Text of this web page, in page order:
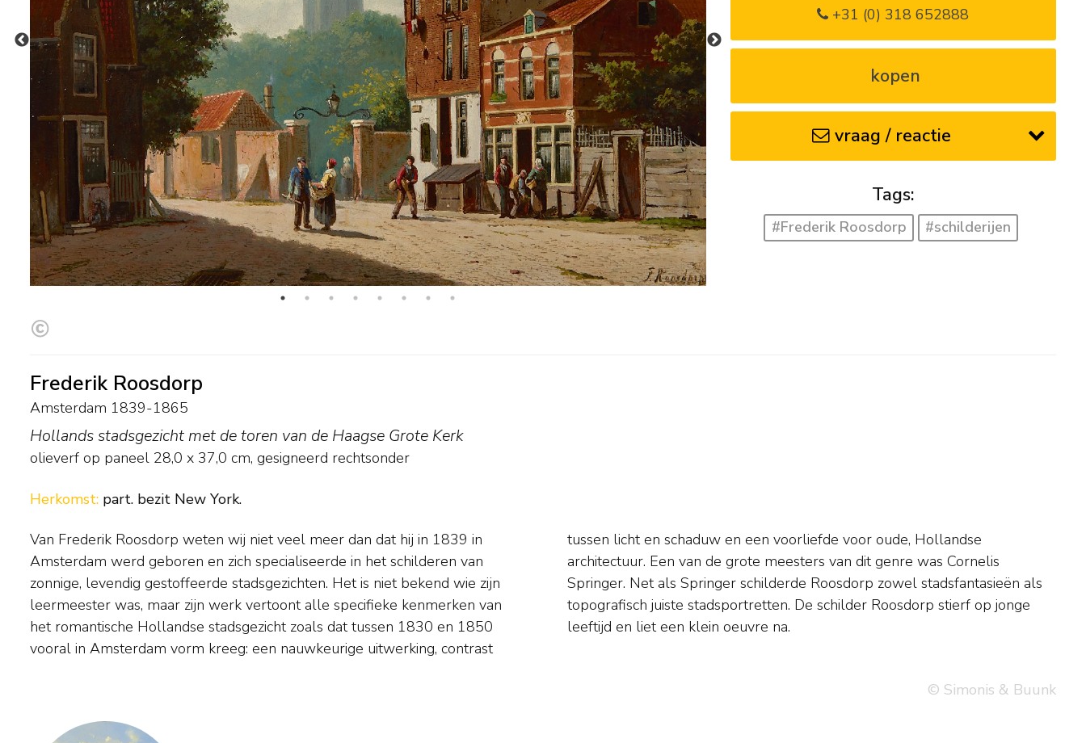
+31 (0) 318 652888
kopen
vraag / reactie
Tags:
#Frederik Roosdorp #schilderijen
Frederik Roosdorp
Amsterdam 1839-1865
Hollands stadsgezicht met de toren van de Haagse Grote Kerk
olieverf op paneel 28,0 x 37,0 cm, gesigneerd rechtsonder
Herkomst: part. bezit New York.
Van Frederik Roosdorp weten wij niet veel meer dan dat hij in 1839 in
Amsterdam werd geboren en zich specialiseerde in het schilderen van
zonnige, levendig gestoffeerde stadsgezichten. Het is niet bekend wie zijn
leermeester was, maar zijn werk vertoont alle specifieke kenmerken van
het romantische Hollandse stadsgezicht zoals dat tussen 1830 en 1850
vooral in Amsterdam vorm kreeg: een nauwkeurige uitwerking, contrast
tussen licht en schaduw en een voorliefde voor oude, Hollandse
architectuur. Een van de grote meesters van dit genre was Cornelis
Springer. Net als Springer schilderde Roosdorp zowel stadsfantasieën als
topografisch juiste stadsportretten. De schilder Roosdorp stierf op jonge
leeftijd en liet een klein oeuvre na.
© Simonis & Buunk